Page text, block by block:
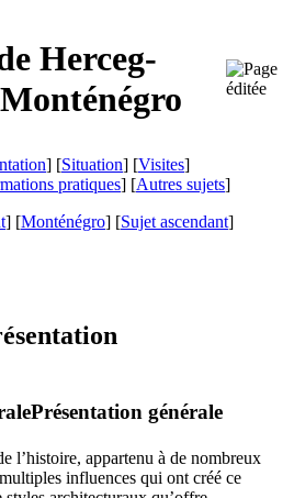
Herceg-
] [Situation] [Visites]
pratiques] [Autres sujets]
] [Monténégro] [Sujet ascendant]
Présentation générale
l’histoire, appartenu à de nombreux
influences qui ont créé ce